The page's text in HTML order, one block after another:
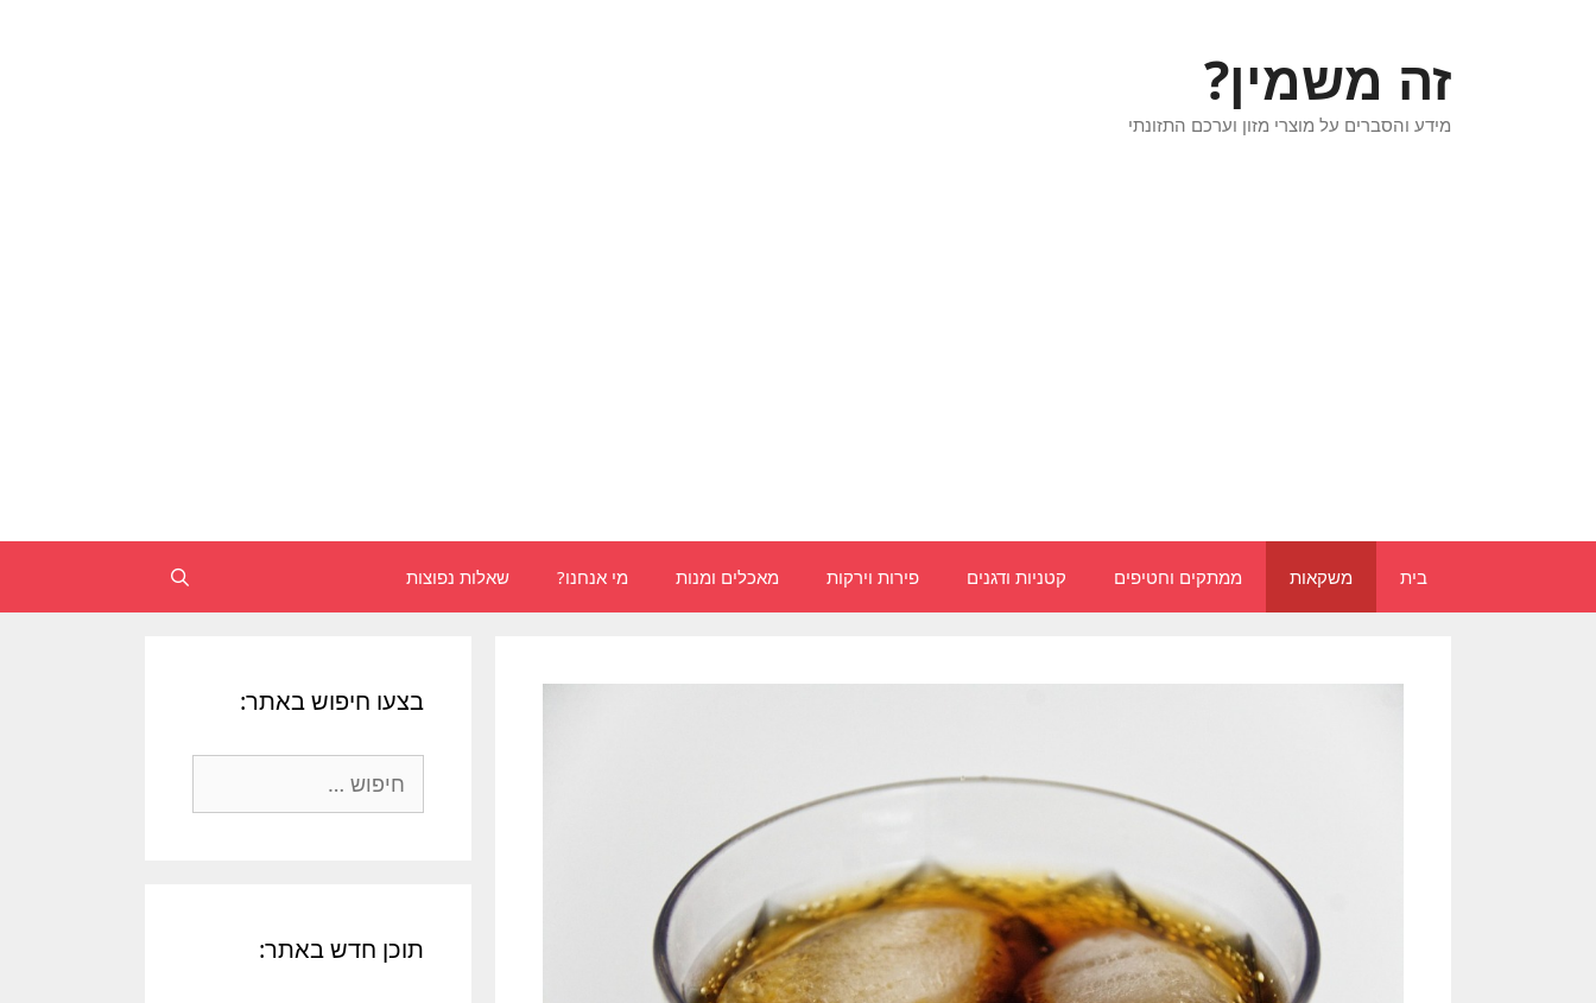
זה משמין?
מידע והסברים על מוצרי מזון וערכם התזונתי
בית משקאות ממתקים וחטיפים קטניות ודגנים פירות וירקות מאכלים ומנות מי אנחנו? שאלות נפוצות חיפוש
בצעו חיפוש באתר:
תוכן חדש באתר: